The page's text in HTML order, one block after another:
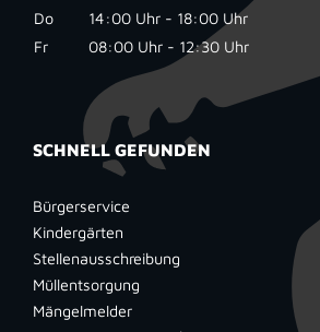
Do
14:00 Uhr - 18:00 Uhr
Fr
08:00 Uhr - 12:30 Uhr
SCHNELL GEFUNDEN
Bürgerservice
Kindergärten
Stellenausschreibung
Müllentsorgung
Mängelmelder